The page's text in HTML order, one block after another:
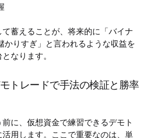
て蓄えることが、将来的に「バイナ
かりすぎ」と言われるような収益を
なります。
トレードで手法の検証と勝率
に、仮想資金で練習できるデモト
活用します。ここで重要なのは、単